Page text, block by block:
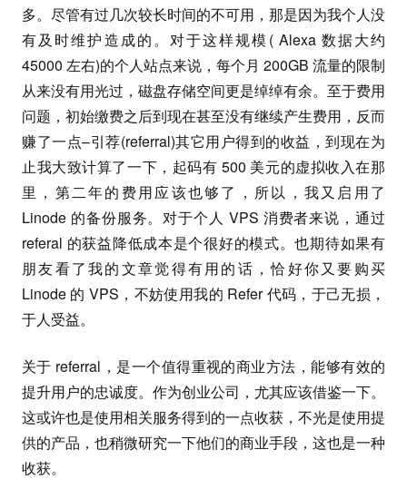
多。尽管有过几次较长时间的不可用，那是因为我个人没
有及时维护造成的。对于这样规模( Alexa 数据大约
45000 左右)的个人站点来说，每个月 200GB 流量的限制
从来没有用光过，磁盘存储空间更是绰绰有余。至于费用
问题，初始缴费之后到现在甚至没有继续产生费用，反而
赚了一点–引荐(referral)其它用户得到的收益，到现在为
止我大致计算了一下，起码有 500 美元的虚拟收入在那
里，第二年的费用应该也够了，所以，我又启用了
Linode 的备份服务。对于个人 VPS 消费者来说，通过
referal 的获益降低成本是个很好的模式。也期待如果有
朋友看了我的文章觉得有用的话，恰好你又要购买
Linode 的 VPS，不妨使用我的 Refer 代码，于己无损，
于人受益。
关于 referral，是一个值得重视的商业方法，能够有效的
提升用户的忠诚度。作为创业公司，尤其应该借鉴一下。
这或许也是使用相关服务得到的一点收获，不光是使用提
供的产品，也稍微研究一下他们的商业手段，这也是一种
收获。